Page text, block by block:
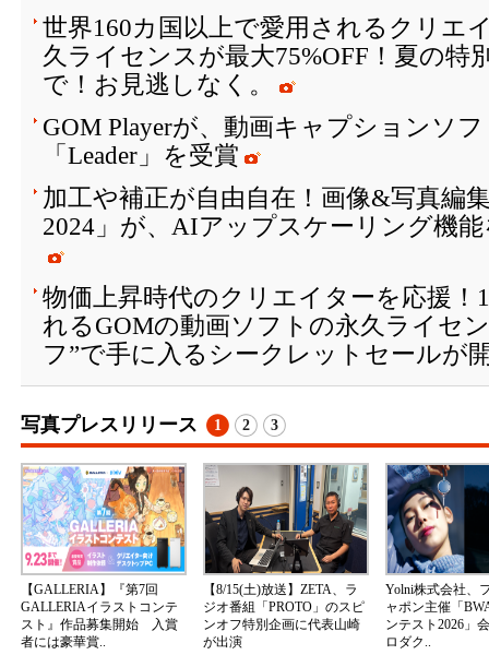
世界160カ国以上で愛用されるクリエ
久ライセンスが最大75%OFF！夏の特
で！お見逃しなく。
GOM Playerが、動画キャプションソ
「Leader」を受賞
加工や補正が自由自在！画像&写真編
2024」が、AIアップスケーリング機
物価上昇時代のクリエイターを応援！
れるGOMの動画ソフトの永久ライセ
フ”で手に入るシークレットセールが
写真プレスリリース 1 2 3
【GALLERIA】『第7回
GALLERIAイラストコンテ
スト』作品募集開始 入賞
者には豪華賞..
【8/15(土)放送】ZETA、ラ
ジオ番組「PROTO」のスピ
ンオフ特別企画に代表山崎
が出演
Yolni株式会社、
ャポン主催「
ンテスト2026」
ロダク..